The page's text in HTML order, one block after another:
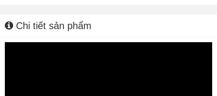
Chi tiết sản phẩm